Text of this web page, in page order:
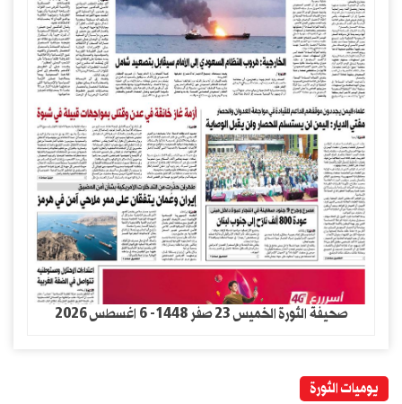
صحيفة الثورة الخميس 23 صفر 1448- 6 اغسطس 2026
يوميات الثورة